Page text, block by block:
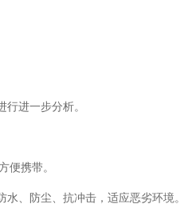
进一步分析。
便携带。
、防尘、抗冲击，适应恶劣环境。